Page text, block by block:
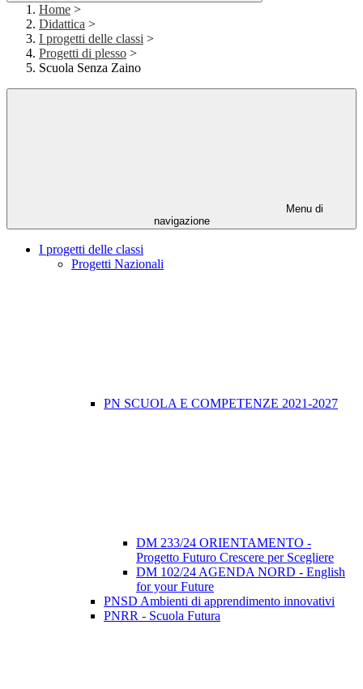
Home >
Didattica >
I progetti delle classi >
Progetti di plesso >
Scuola Senza Zaino
Menu di
navigazione
I progetti delle classi
Progetti Nazionali
PN SCUOLA E COMPETENZE 2021-2027
DM 233/24 ORIENTAMENTO -
Progetto Futuro Crescere per Scegliere
DM 102/24 AGENDA NORD - English
for your Future
PNSD Ambienti di apprendimento innovativi
PNRR - Scuola Futura